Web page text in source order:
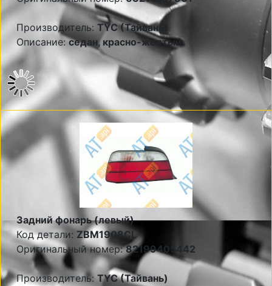
Производитель: TYC (Тайвань)
Описание:седан, красно-желтый
Задний фонарь (левый)
Код детали: ZBM1908CL
Оригинальный номер:82199405442
Производитель:TYC (Тайвань)